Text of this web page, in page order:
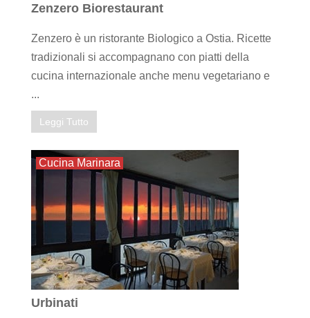
Zenzero Biorestaurant
Zenzero è un ristorante Biologico a Ostia. Ricette
tradizionali si accompagnano con piatti della
cucina internazionale anche menu vegetariano e
...
Leggi Tutto
Cucina Marinara
Urbinati